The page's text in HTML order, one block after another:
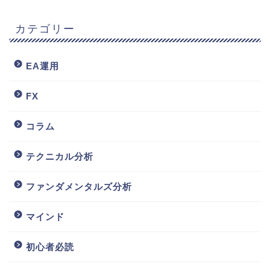
カテゴリー
EA運用
FX
コラム
テクニカル分析
ファンダメンタルズ分析
マインド
初心者必読